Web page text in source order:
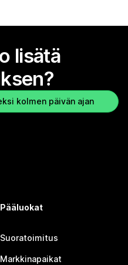
lisätä
kolmen päivän ajan
Pääluokat
Suoratoimitus
Markkinapaikat